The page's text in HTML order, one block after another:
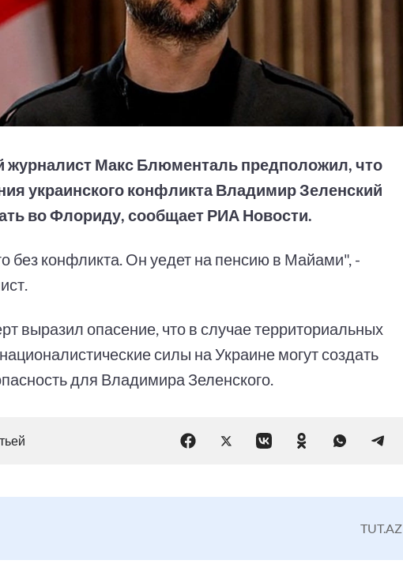
журналист Макс Блюменталь предположил, что
украинского конфликта Владимир Зеленский
во Флориду, сообщает РИА Новости.
без конфликта. Он уедет на пенсию в Майами", -
выразил опасение, что в случае территориальных
силы на Украине могут создать
для Владимира Зеленского.